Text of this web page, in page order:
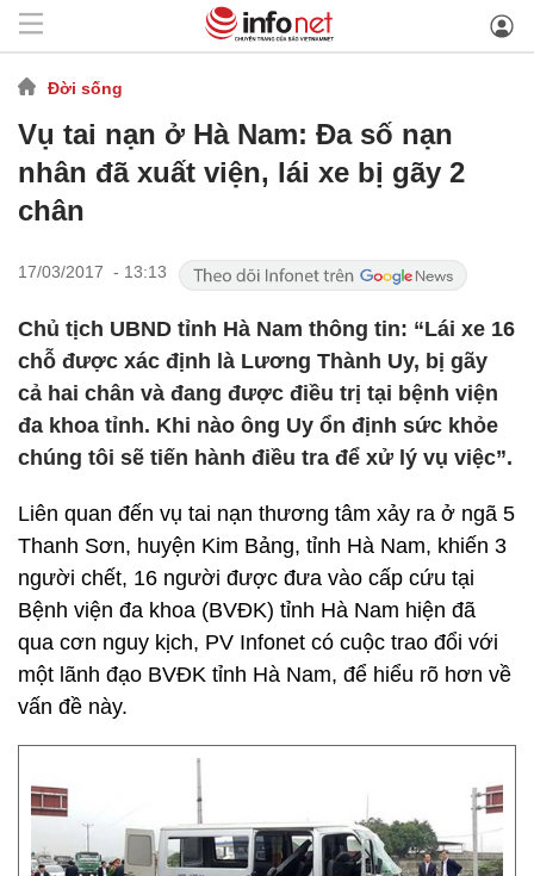
Đời sống
Vụ tai nạn ở Hà Nam: Đa số nạn
nhân đã xuất viện, lái xe bị gãy 2
chân
17/03/2017 - 13:13
Chủ tịch UBND tỉnh Hà Nam thông tin: “Lái xe 16
chỗ được xác định là Lương Thành Uy, bị gãy
cả hai chân và đang được điều trị tại bệnh viện
đa khoa tỉnh. Khi nào ông Uy ổn định sức khỏe
chúng tôi sẽ tiến hành điều tra để xử lý vụ việc”.
Liên quan đến vụ tai nạn thương tâm xảy ra ở ngã 5
Thanh Sơn, huyện Kim Bảng, tỉnh Hà Nam, khiến 3
người chết, 16 người được đưa vào cấp cứu tại
Bệnh viện đa khoa (BVĐK) tỉnh Hà Nam hiện đã
qua cơn nguy kịch, PV Infonet có cuộc trao đổi với
một lãnh đạo BVĐK tỉnh Hà Nam, để hiểu rõ hơn về
vấn đề này.